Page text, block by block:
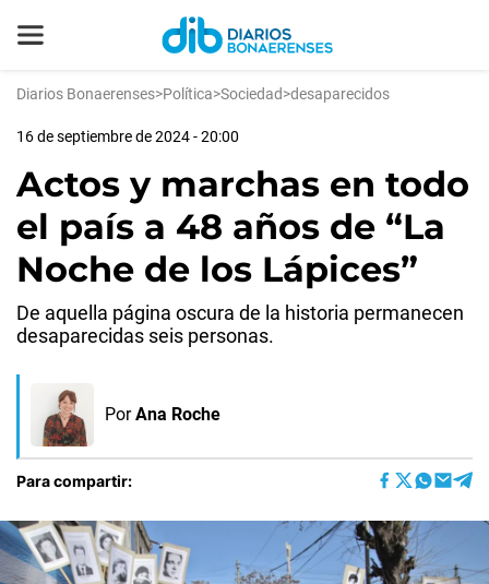
Diarios Bonaerenses>Política>Sociedad>desaparecidos
16 de septiembre de 2024 - 20:00
Actos y marchas en todo
el país a 48 años de “La
Noche de los Lápices”
De aquella página oscura de la historia permanecen
desaparecidas seis personas.
Por Ana Roche
Para compartir: